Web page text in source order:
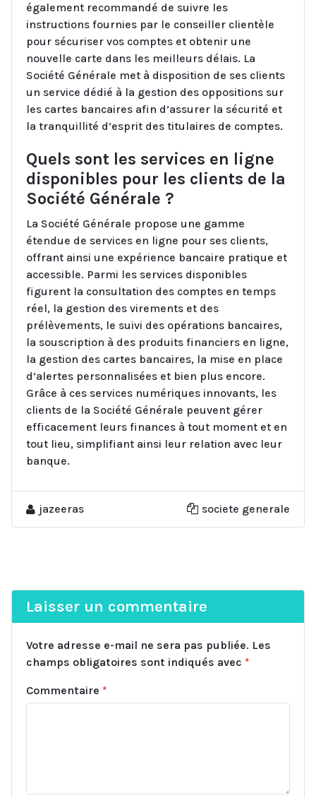
également recommandé de suivre les
instructions fournies par le conseiller clientèle
pour sécuriser vos comptes et obtenir une
nouvelle carte dans les meilleurs délais. La
Société Générale met à disposition de ses clients
un service dédié à la gestion des oppositions sur
les cartes bancaires afin d’assurer la sécurité et
la tranquillité d’esprit des titulaires de comptes.
Quels sont les services en ligne
disponibles pour les clients de la
Société Générale ?
La Société Générale propose une gamme
étendue de services en ligne pour ses clients,
offrant ainsi une expérience bancaire pratique et
accessible. Parmi les services disponibles
figurent la consultation des comptes en temps
réel, la gestion des virements et des
prélèvements, le suivi des opérations bancaires,
la souscription à des produits financiers en ligne,
la gestion des cartes bancaires, la mise en place
d’alertes personnalisées et bien plus encore.
Grâce à ces services numériques innovants, les
clients de la Société Générale peuvent gérer
efficacement leurs finances à tout moment et en
tout lieu, simplifiant ainsi leur relation avec leur
banque.
jazeeras societe generale
Laisser un commentaire
Votre adresse e-mail ne sera pas publiée. Les
champs obligatoires sont indiqués avec *
Commentaire *